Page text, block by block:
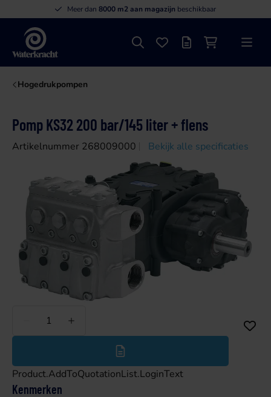
Meer dan 8000 m2 aan magazijn beschikbaar
Waterkracht
ZoekenFavorieten
OffertelijstWinkelwagen
Menu
Hogedrukpompen
Pomp KS32 200 bar/145 liter + flens
Artikelnummer 268009000 Bekijk alle specificaties
Minder
Product.AddToQuotationList.LoginText
Kenmerken